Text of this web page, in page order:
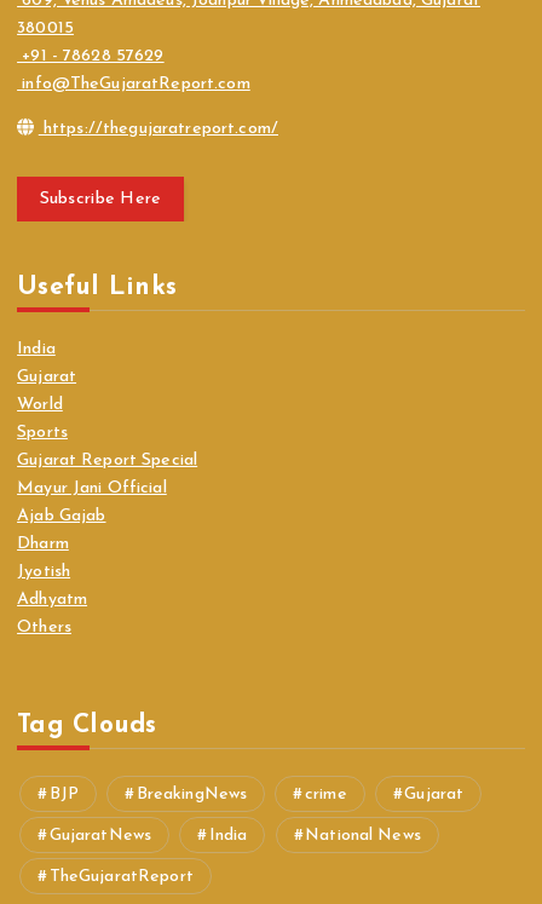
380015
+91 - 78628 57629
info@TheGujaratReport.com
https://thegujaratreport.com/
Subscribe Here
Useful Links
India
Gujarat
World
Sports
Gujarat Report Special
Mayur Jani Official
Ajab Gajab
Dharm
Jyotish
Adhyatm
Others
Tag Clouds
BJP BreakingNews crime Gujarat
GujaratNews India National News
TheGujaratReport